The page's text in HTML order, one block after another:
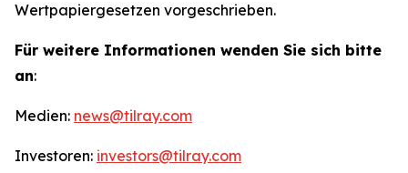
Wertpapiergesetzen vorgeschrieben.
Für weitere Informationen wenden Sie sich bitte
an:
Medien: news@tilray.com
Investoren: investors@tilray.com